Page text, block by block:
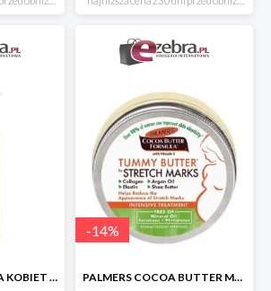
NACOMI OLEJEK DLA KOBIET W CIĄŻY NA ROZSTĘPY
-14%
PALMERS COCOA BUTTER MASŁO DO PIELĘGNACJI BRZUCHA W CIĄŻY